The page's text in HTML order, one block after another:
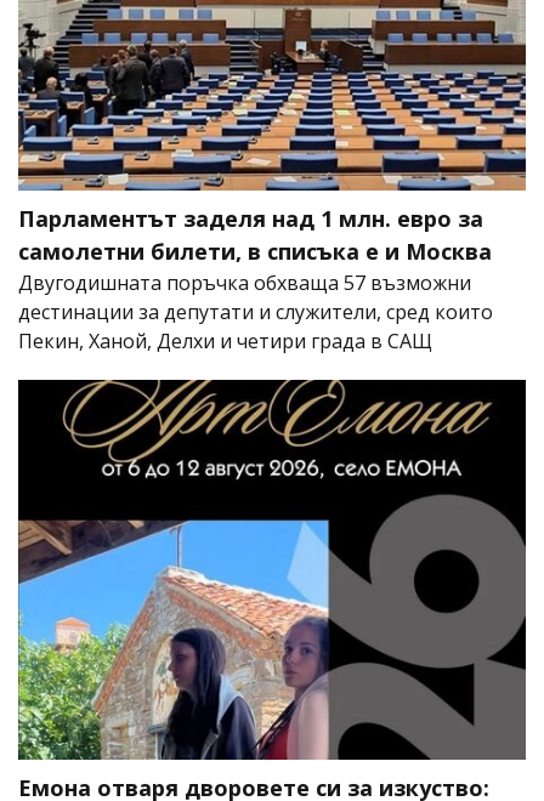
Парламентът заделя над 1 млн. евро за
самолетни билети, в списъка е и Москва
Двугодишната поръчка обхваща 57 възможни
дестинации за депутати и служители, сред които
Пекин, Ханой, Делхи и четири града в САЩ
Емона отваря дворовете си за изкуство: